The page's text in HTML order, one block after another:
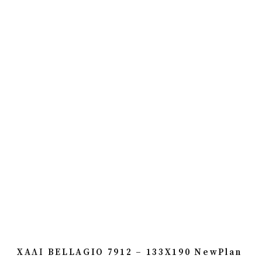
ΧΑΛΙ BELLAGIO 7912 – 133X190 NewPlan